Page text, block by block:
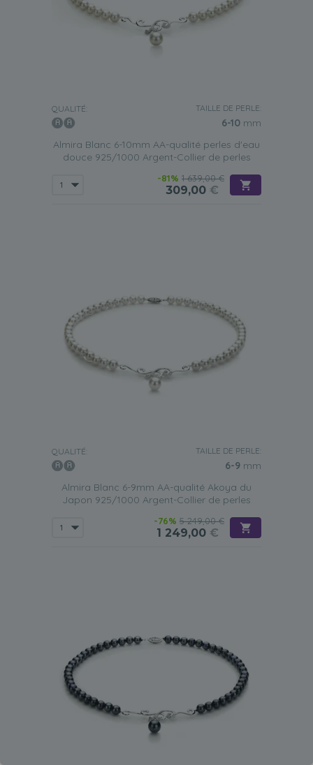
QUALITÉ: TAILLE DE PERLE:
6-10 mm
Almira Blanc 6-10mm AA-qualité perles d'eau
douce 925/1000 Argent-Collier de perles
-81% 1 639,00 €
309,00 €
QUALITÉ: TAILLE DE PERLE:
6-9 mm
Almira Blanc 6-9mm AA-qualité Akoya du
Japon 925/1000 Argent-Collier de perles
-76% 5 249,00 €
1 249,00 €